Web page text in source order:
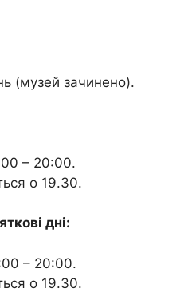
(музей зачинено).
– 20:00.
о 19.30.
дні:
– 20:00.
о 19.30.